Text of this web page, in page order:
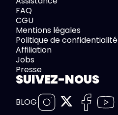
FAQ
CGU
Mentions légales
Politique de confidentialité
Affiliation
Jobs
Presse
SUIVEZ-NOUS
BLOG